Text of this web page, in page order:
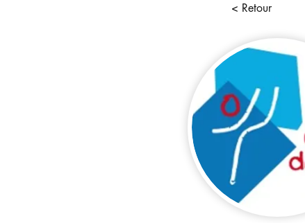
< Retour